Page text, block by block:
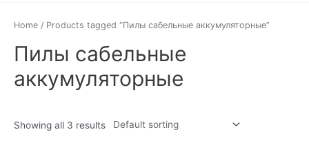
Home / Products tagged “Пилы сабельные аккумуляторные”
Пилы сабельные
аккумуляторные
Showing all 3 results